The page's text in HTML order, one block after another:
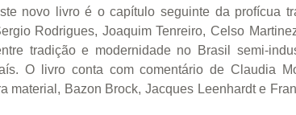
novo livro é o capítulo seguinte da profícua
Rodrigues, Joaquim Tenreiro, Celso
tradição e modernidade no Brasil semi-
O livro conta com comentário de Claudia
material, Bazon Brock, Jacques Leenhardt e